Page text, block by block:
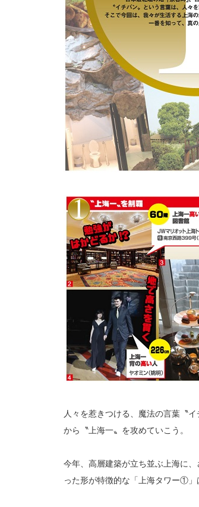
人々を惹きつける、魔法の言葉〝
から〝上海一〟を攻めていこう。
今年、高層建築が立ち並ぶ上海に
った形が特徴的な「上海タワー①」